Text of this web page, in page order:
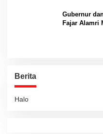
Gubernur
Fajar Alamri
Berita
Halo